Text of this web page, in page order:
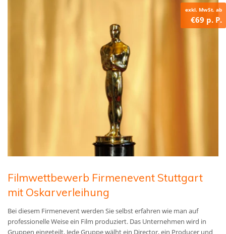
exkl. MwSt. ab
€69 p. P.
Filmwettbewerb Firmenevent Stuttgart
mit Oskarverleihung
Bei diesem Firmenevent werden Sie selbst erfahren wie man auf
professionelle Weise ein Film produziert. Das Unternehmen wird in
Gruppen eingeteilt. Jede Gruppe wälht ein Director, ein Producer und